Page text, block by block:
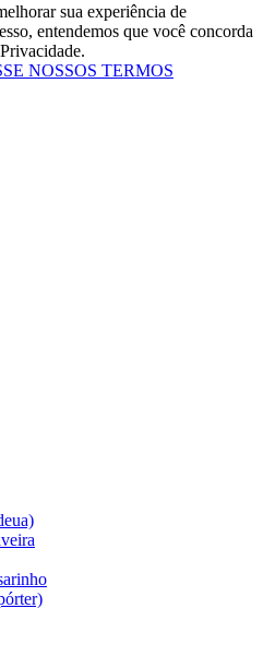
sua experiência de
entendemos que você concorda
NOSSOS TERMOS